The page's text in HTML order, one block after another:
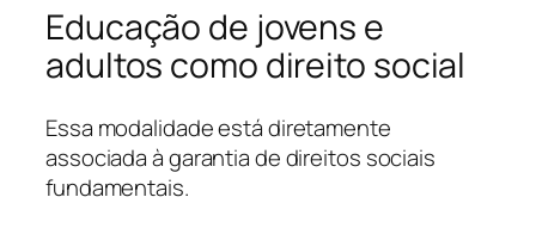
Educação de jovens e
adultos como direito social
Essa modalidade está diretamente
associada à garantia de direitos sociais
fundamentais.